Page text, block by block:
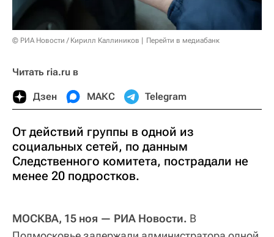
© РИА Новости / Кирилл Каллиников Перейти в медиабанк
Читать ria.ru в
Дзен МАКС Telegram
От действий группы в одной из
социальных сетей, по данным
Следственного комитета, пострадали не
менее 20 подростков.
МОСКВА, 15 ноя — РИА Новости. В